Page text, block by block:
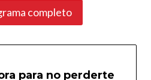
completo
para no perderte